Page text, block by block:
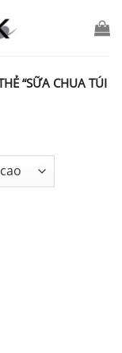
“SỮA CHUA TÚI